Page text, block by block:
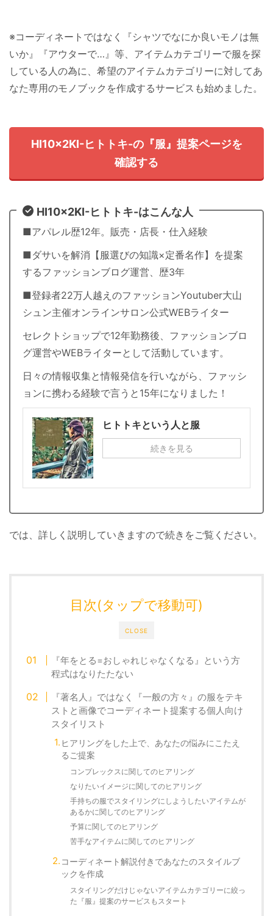
※コーディネートではなく『シャツでなにか良いモノは無
いか』『アウターで…』等、アイテムカテゴリーで服を探
している人の為に、希望のアイテムカテゴリーに対してあ
なた専用のモノブックを作成するサービスも始めました。
HI10×2KI-ヒトトキ-の『服』提案ページを
確認する
HI10×2KI-ヒトトキ-はこんな人
■アパレル歴12年。販売・店長・仕入経験
■ダサいを解消【服選びの知識×定番名作】を提案
するファッションブログ運営、歴3年
■登録者22万人越えのファッションYoutuber大山
シュン主催オンラインサロン公式WEBライター
セレクトショップで12年勤務後、ファッションブロ
グ運営やWEBライターとして活動しています。
日々の情報収集と情報発信を行いながら、ファッシ
ョンに携わる経験で言うと15年になりました！
ヒトトキという人と服
続きを見る
では、詳しく説明していきますので続きをご覧ください。
CLOSE
目次(タップで移動可)
『年をとる=おしゃれじゃなくなる』という方
程式はなりたたない
『著名人』ではなく『一般の方々』の服をテキ
ストと画像でコーディネート提案する個人向け
スタイリスト
ヒアリングをした上で、あなたの悩みにこたえ
るご提案
コンプレックスに関してのヒアリング
なりたいイメージに関してのヒアリング
手持ちの服でスタイリングにしようしたいアイテムが
あるかに関してのヒアリング
予算に関してのヒアリング
苦手なアイテムに関してのヒアリング
コーディネート解説付きであなたのスタイルブ
ックを作成
スタイリングだけじゃないアイテムカテゴリーに絞っ
た『服』提案のサービスもスタート